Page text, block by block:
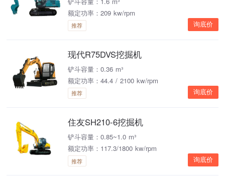
额定功率：209 kw/rpm
推荐 询底价
现代R75DVS挖掘机
铲斗容量：0.36 m³
额定功率：44.4 / 2100 kw/rpm
推荐 询底价
住友SH210-6挖掘机
铲斗容量：0.85~1.0 m³
额定功率：117.3/1800 kw/rpm
推荐 询底价